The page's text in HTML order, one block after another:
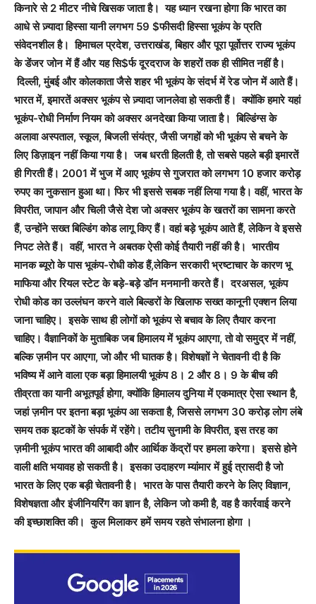
किनारे से 2 मीटर नीचे खिसक जाता है। यह ध्यान रखना होगा कि भारत का
आधे से ज़्यादा हिस्सा यानी लगभग 59 $फीसदी हिस्सा भूकंप के प्रति
संवेदनशील है। हिमाचल प्रदेश, उत्तराखंड, बिहार और पूरा पूर्वोत्तर राज्य भूकंप
के डेंजर जोन में हैं और यह सि$र्फ दूरदराज के शहरों तक ही सीमित नहीं है।
दिल्ली, मुंबई और कोलकाता जैसे शहर भी भूकंप के संदर्भ में रेड जोन में आते हैं।
भारत में, इमारतें अक्सर भूकंप से ज़्यादा जानलेवा हो सकती हैं। क्योंकि हमारे यहां
भूकंप-रोधी निर्माण नियम को अक्सर अनदेखा किया जाता है। बिल्डिंग्स के
अलावा अस्पताल, स्कूल, बिजली संयंत्र, जैसी जगहों को भी भूकंप से बचने के
लिए डिज़ाइन नहीं किया गया है। जब धरती हिलती है, तो सबसे पहले बड़ी इमारतें
ही गिरती हैं। 2001 में भुज में आए भूकंप से गुजरात को लगभग 10 हजार करोड़
रुपए का नुकसान हुआ था। फिर भी इससे सबक नहीं लिया गया है। वहीं, भारत के
विपरीत, जापान और चिली जैसे देश जो अक्सर भूकंप के खतरों का सामना करते
हैं, उन्होंने सख्त बिल्डिंग कोड लागू किए हैं। वहां बड़े भूकंप आते हैं, लेकिन वे इससे
निपट लेते हैं। वहीं, भारत ने अबतक ऐसी कोई तैयारी नहीं की है। भारतीय
मानक ब्यूरो के पास भूकंप-रोधी कोड हैं,लेकिन सरकारी भ्रष्टाचार के कारण भू
माफिया और रियल स्टेट के बड़े-बड़े डॉन मनमानी करते हैं। दरअसल, भूकंप
रोधी कोड का उल्लंघन करने वाले बिल्डरों के खिलाफ सख्त कानूनी एक्शन लिया
जाना चाहिए। इसके साथ ही लोगों को भूकंप से बचाव के लिए तैयार करना
चाहिए। वैज्ञानिकों के मुताबिक जब हिमालय में भूकंप आएगा, तो वो समुद्र में नहीं,
बल्कि ज़मीन पर आएगा, जो और भी घातक है। विशेषज्ञों ने चेतावनी दी है कि
भविष्य में आने वाला एक बड़ा हिमालयी भूकंप 8। 2 और 8। 9 के बीच की
तीव्रता का यानी अभूतपूर्व होगा, क्योंकि हिमालय दुनिया में एकमात्र ऐसा स्थान है,
जहां ज़मीन पर इतना बड़ा भूकंप आ सकता है, जिससे लगभग 30 करोड़ लोग लंबे
समय तक झटकों के संपर्क में रहेंगे। तटीय सुनामी के विपरीत, इस तरह का
ज़मीनी भूकंप भारत की आबादी और आर्थिक केंद्रों पर हमला करेगा। इससे होने
वाली क्षति भयावह हो सकती है। इसका उदाहरण म्यांमार में हुई त्रासदी है जो
भारत के लिए एक बड़ी चेतावनी है। भारत के पास तैयारी करने के लिए विज्ञान,
विशेषज्ञता और इंजीनियरिंग का ज्ञान है, लेकिन जो कमी है, वह है कार्रवाई करने
की इच्छाशक्ति की। कुल मिलाकर हमें समय रहते संभालना होगा ।